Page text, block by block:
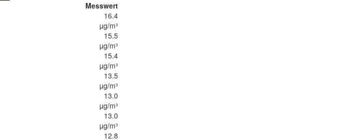
Messwert
16.4
µg/m³
15.5
µg/m³
15.4
µg/m³
13.5
µg/m³
13.0
µg/m³
13.0
µg/m³
12.8